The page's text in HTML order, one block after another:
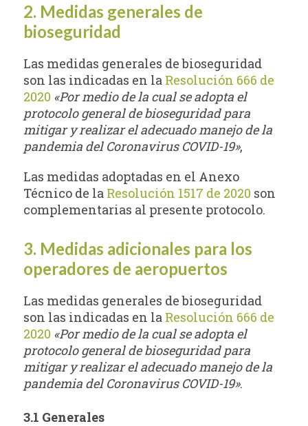
2. Medidas generales de
bioseguridad
Las medidas generales de bioseguridad
son las indicadas en la Resolución 666 de
2020 «Por medio de la cual se adopta el
protocolo general de bioseguridad para
mitigar y realizar el adecuado manejo de la
pandemia del Coronavirus COVID-19»,
Las medidas adoptadas en el Anexo
Técnico de la Resolución 1517 de 2020 son
complementarias al presente protocolo.
3. Medidas adicionales para los
operadores de aeropuertos
Las medidas generales de bioseguridad
son las indicadas en la Resolución 666 de
2020 «Por medio de la cual se adopta el
protocolo general de bioseguridad para
mitigar y realizar el adecuado manejo de la
pandemia del Coronavirus COVID-19».
3.1 Generales